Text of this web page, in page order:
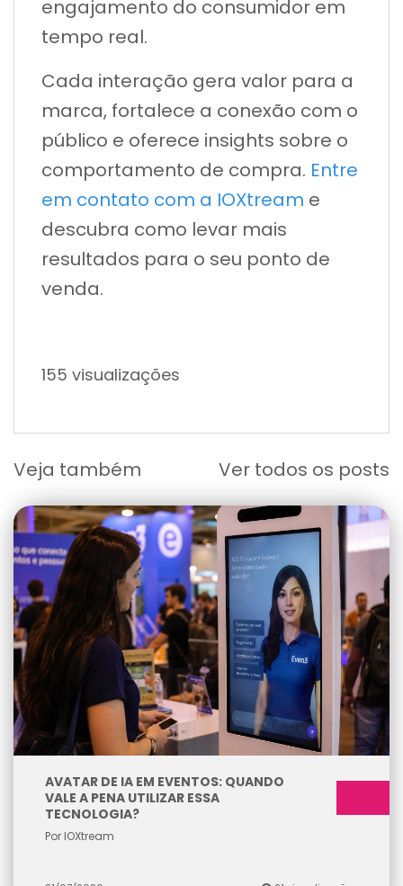
engajamento do consumidor em
tempo real.
Cada interação gera valor para a
marca, fortalece a conexão com o
público e oferece insights sobre o
comportamento de compra. Entre
em contato com a IOXtream e
descubra como levar mais
resultados para o seu ponto de
venda.
155 visualizações
Veja também Ver todos os posts
AVATAR DE IA EM EVENTOS: QUANDO
VALE A PENA UTILIZAR ESSA
TECNOLOGIA?
Por IOXtream